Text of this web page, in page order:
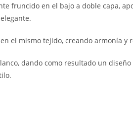
fruncido en el bajo a doble capa,
el mismo tejido, creando armonía y
dando como resultado un